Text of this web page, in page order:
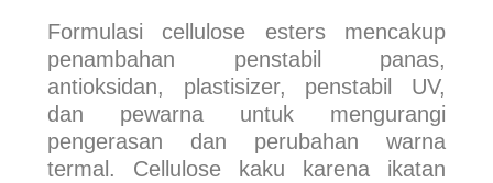
Formulasi cellulose esters mencakup
penambahan penstabil panas,
antioksidan, plastisizer, penstabil UV,
dan pewarna untuk mengurangi
pengerasan dan perubahan warna
termal. Cellulose kaku karena ikatan